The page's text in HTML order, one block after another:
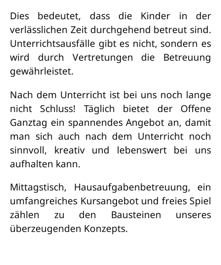
Dies bedeutet, dass die Kinder in der
verlässlichen Zeit durchgehend betreut sind.
Unterrichtsausfälle gibt es nicht, sondern es
wird durch Vertretungen die Betreuung
gewährleistet.
Nach dem Unterricht ist bei uns noch lange
nicht Schluss! Täglich bietet der Offene
Ganztag ein spannendes Angebot an, damit
man sich auch nach dem Unterricht noch
sinnvoll, kreativ und lebenswert bei uns
aufhalten kann.
Mittagstisch, Hausaufgabenbetreuung, ein
umfangreiches Kursangebot und freies Spiel
zählen zu den Bausteinen unseres
überzeugenden Konzepts.